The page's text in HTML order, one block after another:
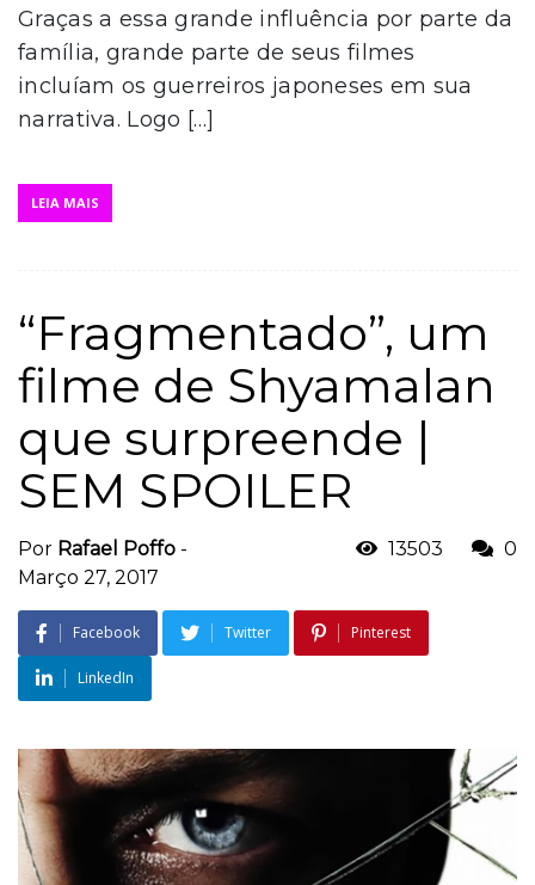
Graças a essa grande influência por parte da
família, grande parte de seus filmes
incluíam os guerreiros japoneses em sua
narrativa. Logo […]
LEIA MAIS
“Fragmentado”, um
filme de Shyamalan
que surpreende |
SEM SPOILER
Por Rafael Poffo -
Março 27, 2017
13503 0
Facebook Twitter Pinterest
LinkedIn